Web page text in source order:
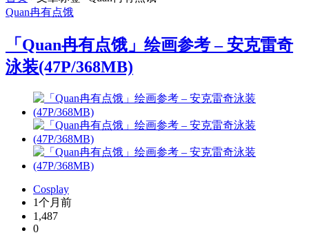
Quan冉有点饿
「Quan冉有点饿」绘画参考 – 安克雷奇
泳装(47P/368MB)
Cosplay
1个月前
1,487
0